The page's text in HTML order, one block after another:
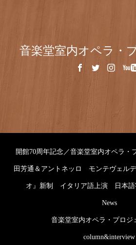
音楽堂室内オペラ・
開館70周年記念／音楽堂室内オペラ・
田芳通＆アントネッロ モンテヴェル
オ』新制 イタリア語上演 日本語
News
音楽堂室内オペラ・プロジ
column&interview